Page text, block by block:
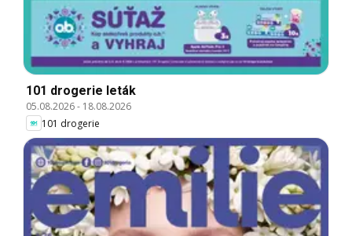
101 drogerie leták
05.08.2026- 18.08.2026
101 drogerie